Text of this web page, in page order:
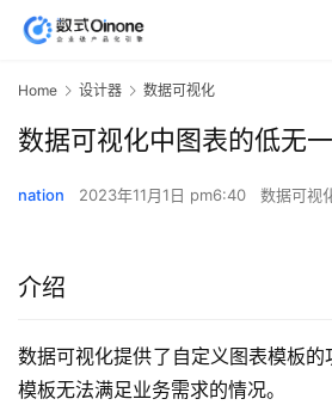
Home 设计器 数据可视化
数据可视化中图表的低无
nation 2023年11月1日 pm6:40 数据可视
介绍
数据可视化提供了自定义图表模板
模板无法满足业务需求的情况。